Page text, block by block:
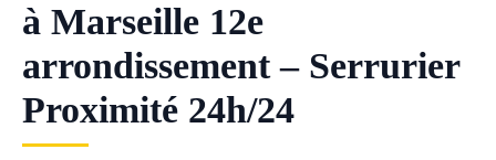
à Marseille 12e
arrondissement – Serrurier
Proximité 24h/24